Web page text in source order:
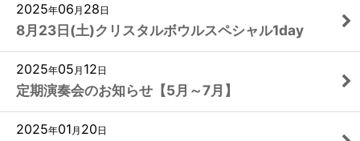
2025年06 月 28 日
8月23日(土)クリスタルボウルスペシャル1day
2025年05 月 12 日
定期演奏会のお知らせ【5月～7月】
2025年01 月 20 日